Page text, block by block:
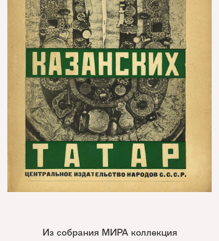
Из собрания МИРА коллекция